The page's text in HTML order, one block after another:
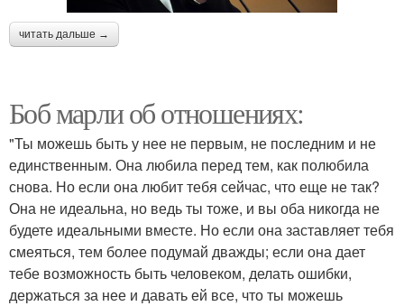
читать дальше →
Боб марли об отношениях:
"Ты можешь быть у нее не первым, не последним и не
единственным. Она любила перед тем, как полюбила
снова. Но если она любит тебя сейчас, что еще не так?
Она не идеальна, но ведь ты тоже, и вы оба никогда не
будете идеальными вместе. Но если она заставляет тебя
смеяться, тем более подумай дважды; если она дает
тебе возможность быть человеком, делать ошибки,
держаться за нее и давать ей все, что ты можешь